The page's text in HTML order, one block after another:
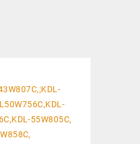
55W805C,